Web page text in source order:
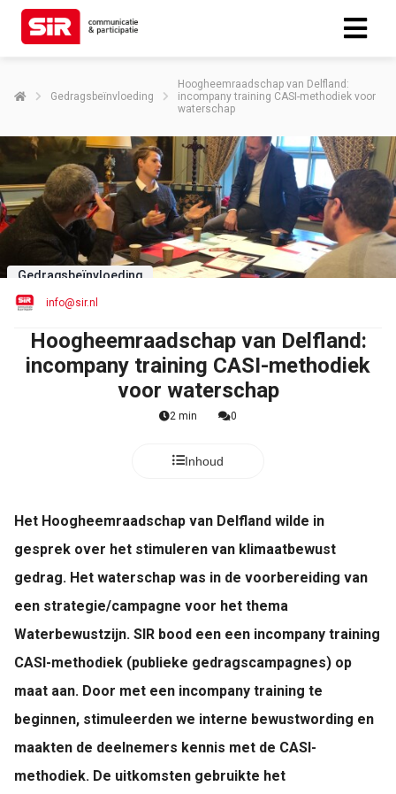
Gedragsbeïnvloeding
Hoogheemraadschap van Delfland:
incompany training CASI-methodiek voor
waterschap
Gedragsbeïnvloeding
info@sir.nl
Hoogheemraadschap van Delfland:
incompany training CASI-methodiek
voor waterschap
2 min 0
Inhoud
Het Hoogheemraadschap van Delfland wilde in
gesprek over het stimuleren van klimaatbewust
gedrag. Het waterschap was in de voorbereiding van
een strategie/campagne voor het thema
Waterbewustzijn. SIR bood een een incompany training
CASI-methodiek (publieke gedragscampagnes) op
maat aan. Door met een incompany training te
beginnen, stimuleerden we interne bewustwording en
maakten de deelnemers kennis met de CASI-
methodiek. De uitkomsten gebruikte het